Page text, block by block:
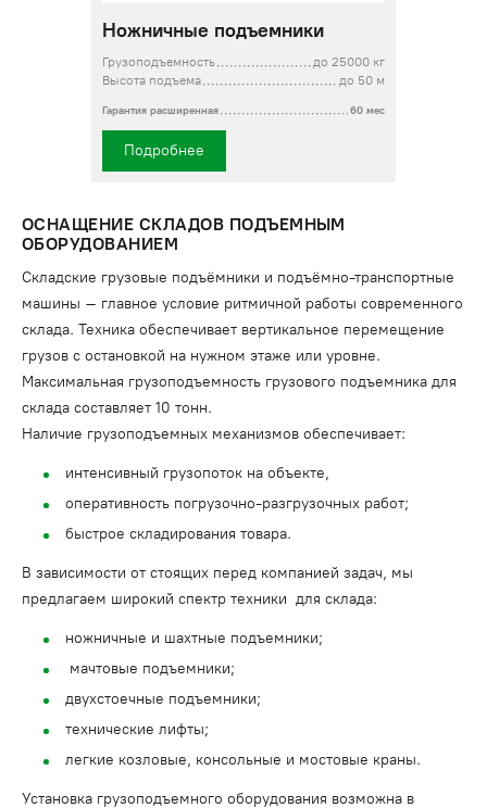
Ножничные подъемники
Грузоподъемность
до 25000 кг
Высота подъема
до 50 м
Гарантия расширенная 60 мес
Подробнее
ОСНАЩЕНИЕ СКЛАДОВ ПОДЪЕМНЫМ
ОБОРУДОВАНИЕМ
Складские грузовые подъёмники и подъёмно-транспортные
машины – главное условие ритмичной работы современного
склада. Техника обеспечивает вертикальное перемещение
грузов с остановкой на нужном этаже или уровне.
Максимальная грузоподъемность грузового подъемника для
склада составляет 10 тонн.
Наличие грузоподъемных механизмов обеспечивает:
интенсивный грузопоток на объекте,
оперативность погрузочно-разгрузочных работ;
быстрое складирования товара.
В зависимости от стоящих перед компанией задач, мы
предлагаем широкий спектр техники для склада:
ножничные и шахтные подъемники;
мачтовые подъемники;
двухстоечные подъемники;
технические лифты;
легкие козловые, консольные и мостовые краны.
Установка грузоподъемного оборудования возможна в